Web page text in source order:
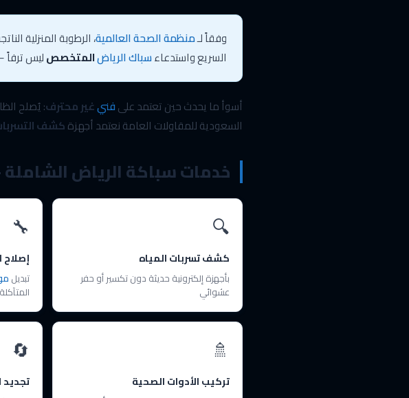
وفقاً لـمنظمة الصحة العالمية، الرطوبة المنزلية
السريع واستدعاءسباك الرياضالمتخصصليس
أسوأ ما يحدث حين تعتمد علىفنيغير محترف: يُصلح
السعودية للمقاولات العامة نعتمد أجهزةكشف
خدمات سباكة الرياض
🔍
كشف تسربات المياه
بأجهزة إلكترونية حديثة دون تكسير أو حفر
عشوائي
🔧
إصلاح
تبديل
المتآكلة
🚿
تركيب الأدوات الصحية
🔄